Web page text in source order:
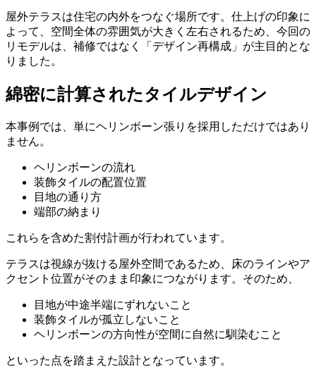
屋外テラスは住宅の内外をつなぐ場所です。仕上げの印象に
よって、空間全体の雰囲気が大きく左右されるため、今回の
リモデルは、補修ではなく「デザイン再構成」が主目的とな
りました。
綿密に計算されたタイルデザイン
本事例では、単にヘリンボーン張りを採用しただけではあり
ません。
ヘリンボーンの流れ
装飾タイルの配置位置
目地の通り方
端部の納まり
これらを含めた割付計画が行われています。
テラスは視線が抜ける屋外空間であるため、床のラインやア
クセント位置がそのまま印象につながります。そのため、
目地が中途半端にずれないこと
装飾タイルが孤立しないこと
ヘリンボーンの方向性が空間に自然に馴染むこと
といった点を踏まえた設計となっています。